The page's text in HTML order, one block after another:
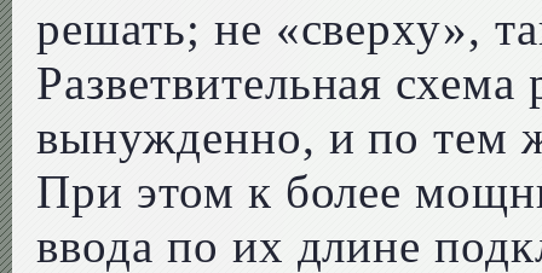
решать; не «сверху»,
Разветвительная
вынужденно, и по тем
При этом к более
ввода по их длине